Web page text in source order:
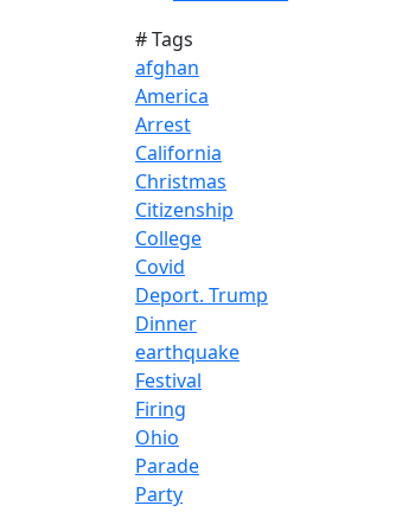
# Tags
afghan
America
Arrest
California
Christmas
Citizenship
College
Covid
Deport. Trump
Dinner
earthquake
Festival
Firing
Ohio
Parade
Party